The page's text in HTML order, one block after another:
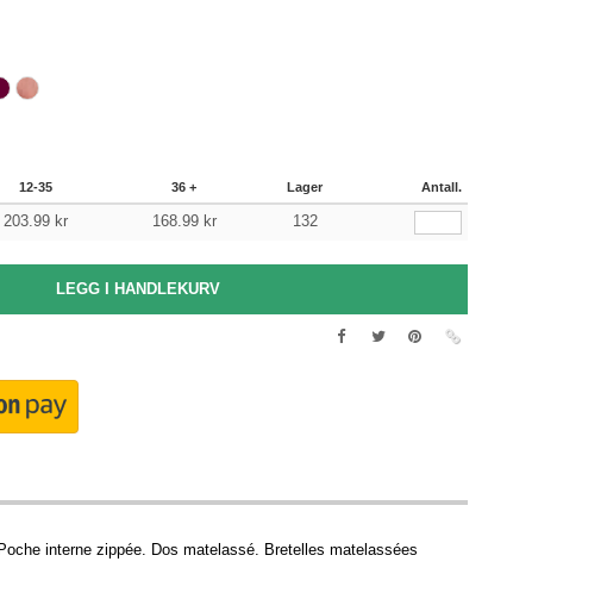
12-35 36 + Lager Antall.
203.99 kr 168.99 kr 132
interne zippée. Dos matelassé. Bretelles matelassées